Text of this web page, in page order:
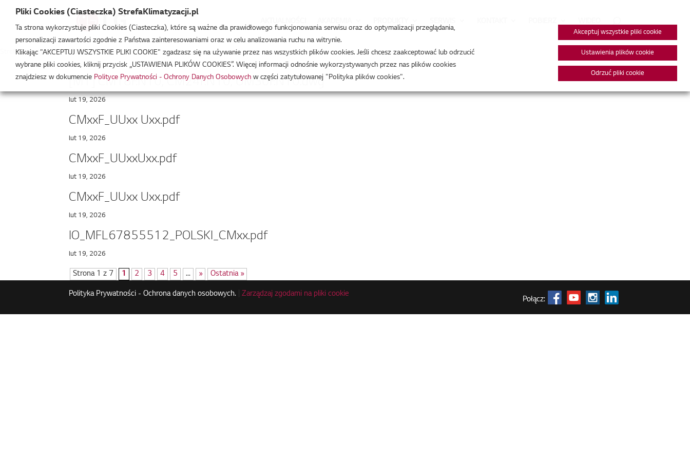
Strefa Klimatyzacji /CM18F
[M1] CM18F.N10, CM24F.N10, UM30F.N10.dwg
lut 19, 2026
CMxxF_UUxx Uxx.pdf
lut 19, 2026
CMxxF_UUxxUxx.pdf
lut 19, 2026
CMxxF_UUxx Uxx.pdf
lut 19, 2026
IO_MFL67855512_POLSKI_CMxx.pdf
lut 19, 2026
Strona 1 z 7 1 2 3 4 5 ... » Ostatnia »
Polityka Prywatności - Ochrona danych osobowych. |Zarządzaj zgodami na pliki cookie
Połącz:
Pliki Cookies (Ciasteczka) StrefaKlimatyzacji.pl
Ta strona wykorzystuje pliki Cookies (Ciasteczka), które są ważne dla prawidłowego funkcjonowania serwisu oraz do optymalizacji przeglądania,
personalizacji zawartości zgodnie z Państwa zainteresowaniami oraz w celu analizowania ruchu na witrynie.
Klikając "AKCEPTUJ WSZYSTKIE PLIKI COOKIE" zgadzasz się na używanie przez nas wszystkich plików cookies. Jeśli chcesz zaakceptować lub odrzucić
wybrane pliki cookies, kliknij przycisk „USTAWIENIA PLIKÓW COOKIES”. Więcej informacji odnośnie wykorzystywanych przez nas plików cookies
znajdziesz w dokumencie Polityce Prywatności - Ochrony Danych Osobowych w części zatytułowanej "Polityka plików cookies".
Akceptuj wszystkie pliki cookie
Ustawienia plików cookie
Odrzuć pliki cookie